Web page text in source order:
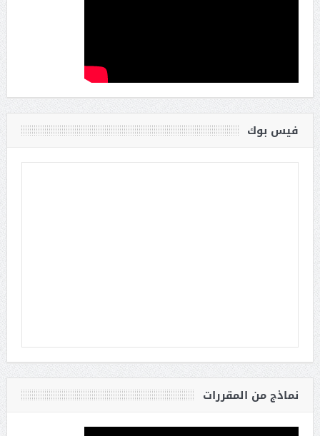
فيس بوك
نماذج من المقررات